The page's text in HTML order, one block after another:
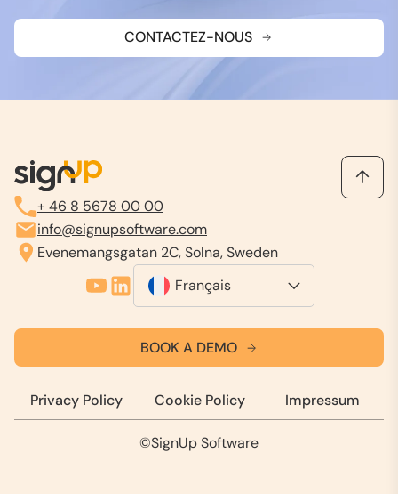
CONTACTEZ-NOUS
+ 46 8 5678 00 00
info@signupsoftware.com
Evenemangsgatan 2C, Solna, Sweden
©SignUp Software
Privacy Policy Cookie Policy Impressum
BOOK A DEMO
Français